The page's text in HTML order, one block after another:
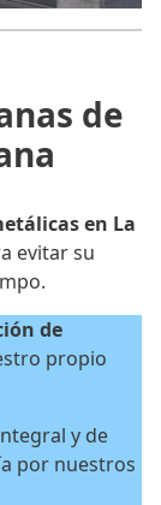
de
en La
evitar su
de
propio
y de
por nuestros